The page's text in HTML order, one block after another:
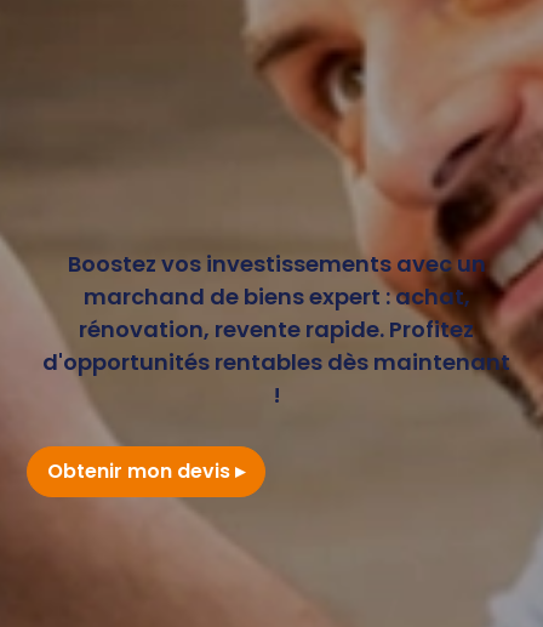
Boostez vos investissements avec un
marchand de biens expert : achat,
rénovation, revente rapide. Profitez
d'opportunités rentables dès maintenant
!
Obtenir mon devis